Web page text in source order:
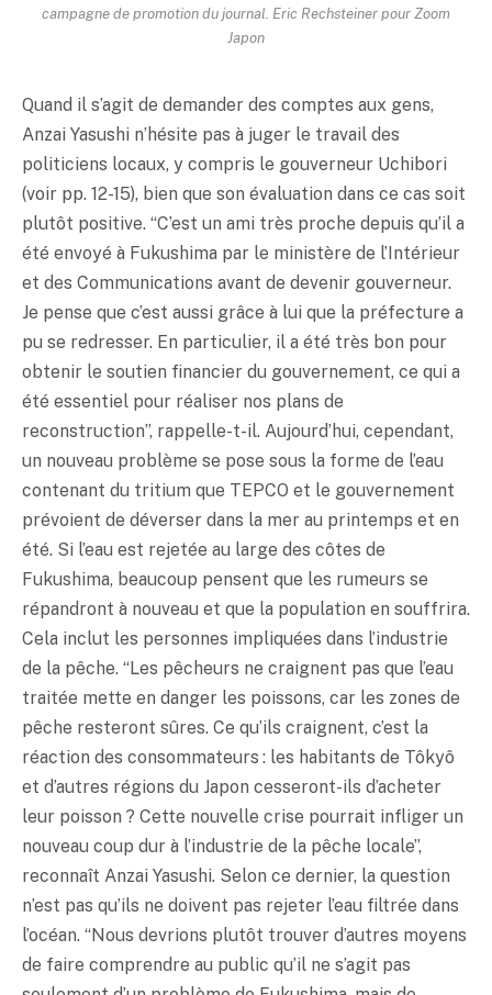
campagne de promotion du journal. Eric Rechsteiner pour Zoom
Japon
Quand il s’agit de demander des comptes aux gens,
Anzai Yasushi n’hésite pas à juger le travail des
politiciens locaux, y compris le gouverneur Uchibori
(voir pp. 12-15), bien que son évaluation dans ce cas soit
plutôt positive. “C’est un ami très proche depuis qu’il a
été envoyé à Fukushima par le ministère de l’Intérieur
et des Communications avant de devenir gouverneur.
Je pense que c’est aussi grâce à lui que la préfecture a
pu se redresser. En particulier, il a été très bon pour
obtenir le soutien financier du gouvernement, ce qui a
été essentiel pour réaliser nos plans de
reconstruction”, rappelle-t-il. Aujourd’hui, cependant,
un nouveau problème se pose sous la forme de l’eau
contenant du tritium que TEPCO et le gouvernement
prévoient de déverser dans la mer au printemps et en
été. Si l’eau est rejetée au large des côtes de
Fukushima, beaucoup pensent que les rumeurs se
répandront à nouveau et que la population en souffrira.
Cela inclut les personnes impliquées dans l’industrie
de la pêche. “Les pêcheurs ne craignent pas que l’eau
traitée mette en danger les poissons, car les zones de
pêche resteront sûres. Ce qu’ils craignent, c’est la
réaction des consommateurs : les habitants de Tôkyô
et d’autres régions du Japon cesseront-ils d’acheter
leur poisson ? Cette nouvelle crise pourrait infliger un
nouveau coup dur à l’industrie de la pêche locale”,
reconnaît Anzai Yasushi. Selon ce dernier, la question
n’est pas qu’ils ne doivent pas rejeter l’eau filtrée dans
l’océan. “Nous devrions plutôt trouver d’autres moyens
de faire comprendre au public qu’il ne s’agit pas